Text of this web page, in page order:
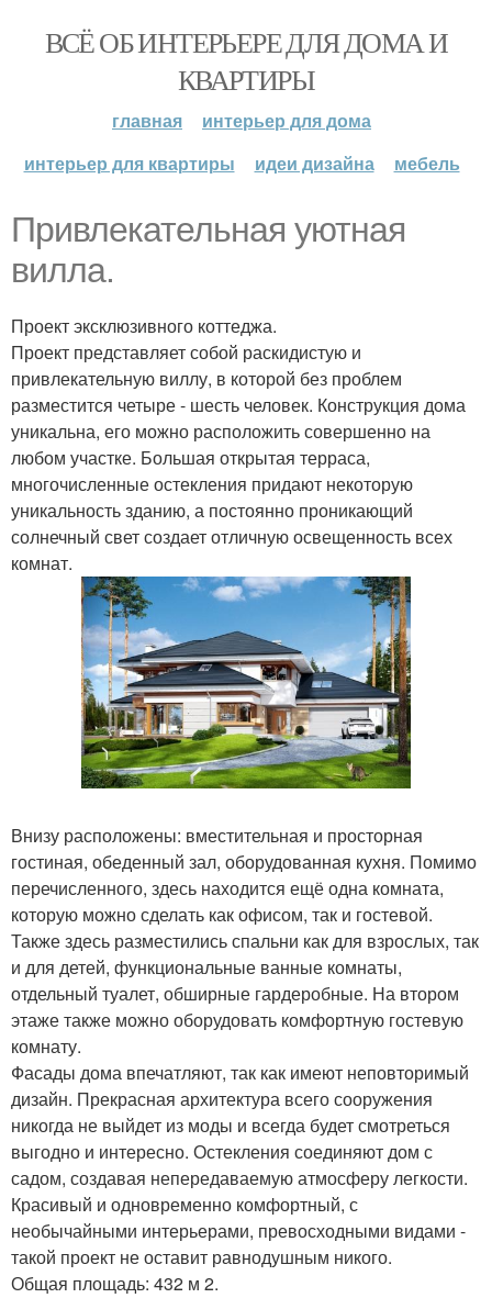
ВСЁ ОБ ИНТЕРЬЕРЕ ДЛЯ ДОМА И
КВАРТИРЫ
главная
интерьер для дома
интерьер для квартиры
идеи дизайна мебель
Привлекательная уютная
вилла.
Проект эксклюзивного коттеджа.
Проект представляет собой раскидистую и
привлекательную виллу, в которой без проблем
разместится четыре - шесть человек. Конструкция дома
уникальна, его можно расположить совершенно на
любом участке. Большая открытая терраса,
многочисленные остекления придают некоторую
уникальность зданию, а постоянно проникающий
солнечный свет создает отличную освещенность всех
комнат.
Внизу расположены: вместительная и просторная
гостиная, обеденный зал, оборудованная кухня. Помимо
перечисленного, здесь находится ещё одна комната,
которую можно сделать как офисом, так и гостевой.
Также здесь разместились спальни как для взрослых, так
и для детей, функциональные ванные комнаты,
отдельный туалет, обширные гардеробные. На втором
этаже также можно оборудовать комфортную гостевую
комнату.
Фасады дома впечатляют, так как имеют неповторимый
дизайн. Прекрасная архитектура всего сооружения
никогда не выйдет из моды и всегда будет смотреться
выгодно и интересно. Остекления соединяют дом с
садом, создавая непередаваемую атмосферу легкости.
Красивый и одновременно комфортный, с
необычайными интерьерами, превосходными видами -
такой проект не оставит равнодушным никого.
Общая площадь: 432 м 2.